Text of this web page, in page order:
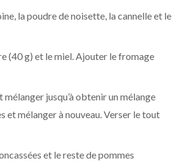
la poudre de noisette, la cannelle et le
(40 g) et le miel. Ajouter le fromage
jusqu’à obtenir un mélange
et mélanger à nouveau. Verser le tout
et le reste de pommes